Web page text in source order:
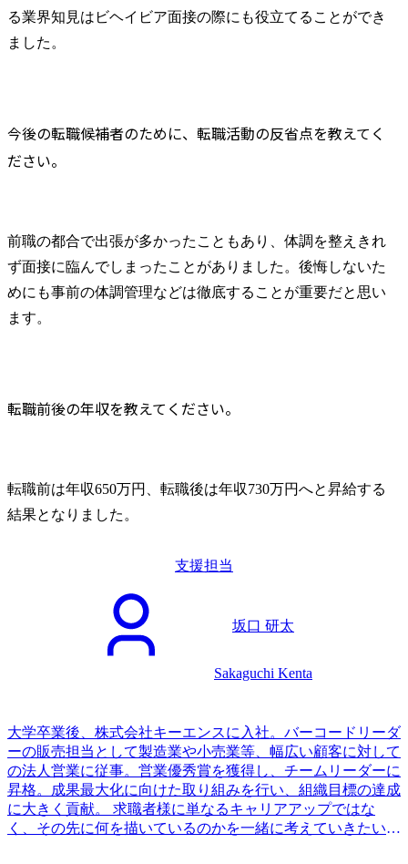
る業界知見はビヘイビア面接の際にも役立てることができ
ました。
今後の転職候補者のために、転職活動の反省点を教えてく
ださい。
前職の都合で出張が多かったこともあり、体調を整えきれ
ず面接に臨んでしまったことがありました。後悔しないた
めにも事前の体調管理などは徹底することが重要だと思い
ます。
転職前後の年収を教えてください。
転職前は年収650万円、転職後は年収730万円へと昇給する
結果となりました。
支援担当
坂口 研太
Sakaguchi Kenta
大学卒業後、株式会社キーエンスに入社。バーコードリーダ
ーの販売担当として製造業や小売業等、幅広い顧客に対して
の法人営業に従事。営業優秀賞を獲得し、チームリーダーに
昇格。成果最大化に向けた取り組みを行い、組織目標の達成
に大きく貢献。 求職者様に単なるキャリアアップではな
く、その先に何を描いているのかを一緒に考えていきたいと